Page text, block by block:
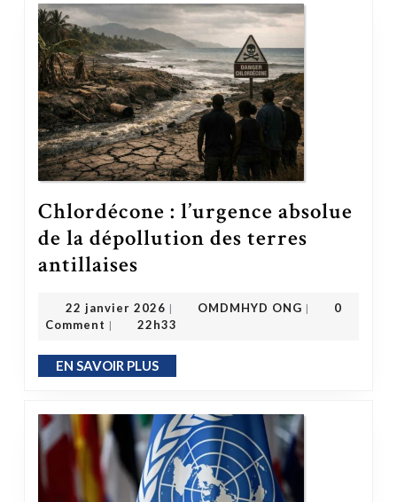
Chlordécone : l’urgence absolue
de la dépollution des terres
antillaises
22 janvier 2026 | OMDMHYD ONG |
0
Comment | 22h33
EN SAVOIR PLUSEN SAVOIR PLUS